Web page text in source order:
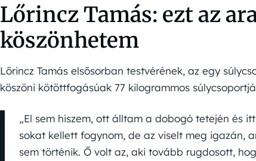
Lőrincz Tamás: ezt az
köszönhetem
Lőrincz Tamás elsősorban testvérének, az egy
köszöni kötöttfogásúak 77 kilogrammos
„El sem hiszem, ott álltam a dobogó tetején és
sokat kellett fogynom, de az viselt meg igazán,
sem történik. Ő volt az, aki tovább rugdosott,